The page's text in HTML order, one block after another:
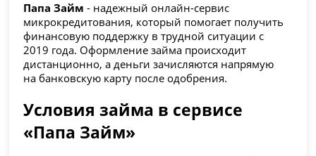
Папа Займ - надежный онлайн-сервис
микрокредитования, который помогает получить
финансовую поддержку в трудной ситуации с
2019 года. Оформление займа происходит
дистанционно, а деньги зачисляются напрямую
на банковскую карту после одобрения.
Условия займа в сервисе
«Папа Займ»